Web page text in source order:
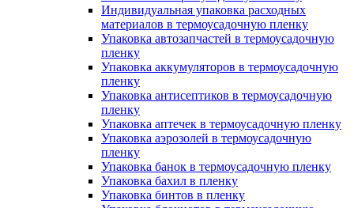
Индивидуальная упаковка расходных
материалов в термоусадочную пленку
Упаковка автозапчастей в термоусадочную
пленку
Упаковка аккумуляторов в термоусадочную
пленку
Упаковка антисептиков в термоусадочную
пленку
Упаковка аптечек в термоусадочную пленку
Упаковка аэрозолей в термоусадочную
пленку
Упаковка банок в термоусадочную пленку
Упаковка бахил в пленку
Упаковка бинтов в пленку